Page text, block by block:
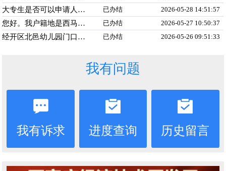
我有问题
我有诉求 进度查询 历史留言